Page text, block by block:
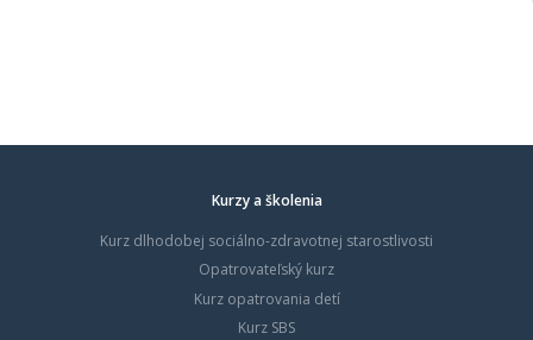
Kurzy a školenia
Kurz dlhodobej sociálno-zdravotnej starostlivosti
Opatrovateľský kurz
Kurz opatrovania detí
Kurz SBS